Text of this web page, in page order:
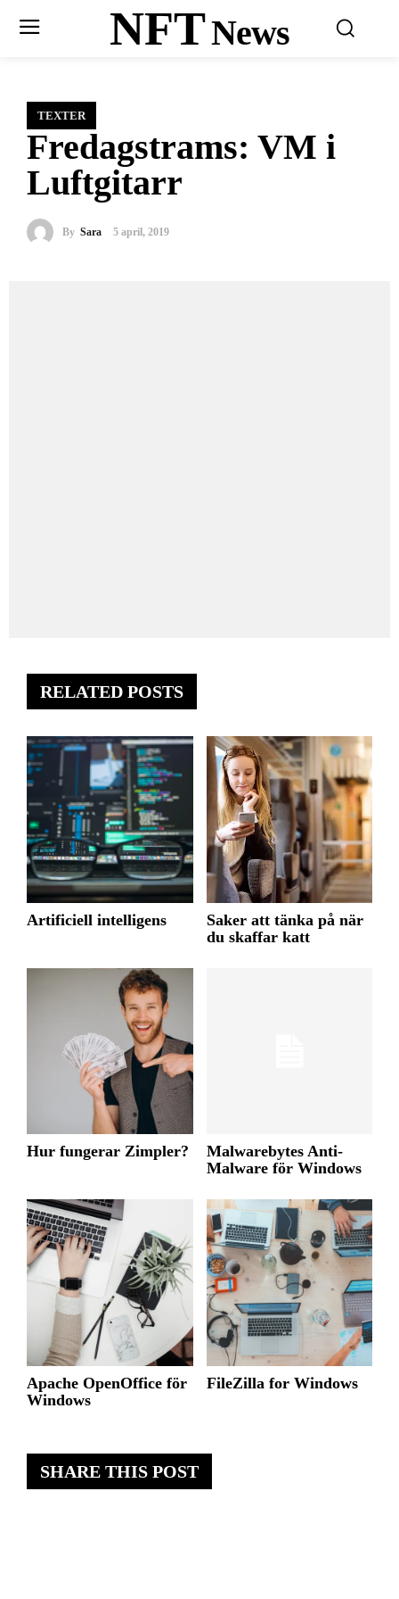
NFTNews
TEXTER
Fredagstrams: VM i
Luftgitarr
By Sara 5 april, 2019
SHARE THIS POST
RELATED POSTS
Artificiell intelligens
Saker att tänka på när
du skaffar katt
Hur fungerar Zimpler?
Malwarebytes Anti-
Malware för Windows
Apache OpenOffice för
Windows
FileZilla for Windows